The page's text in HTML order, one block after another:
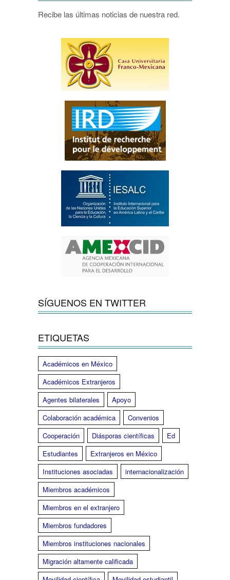
Recibe las últimas noticias de nuestra red.
SÍGUENOS EN TWITTER
ETIQUETAS
Académicos en México
Académicos Extranjeros
Agentes bilaterales
Apoyo
Colaboración académica
Convenios
Cooperación
Diásporas científicas
Ed
Estudiantes
Extranjeros en México
Instituciones asociadas
internacionalización
Miembros académicos
Miembros en el extranjero
Miembros fundadores
Miembros instituciones nacionales
Migración altamente calificada